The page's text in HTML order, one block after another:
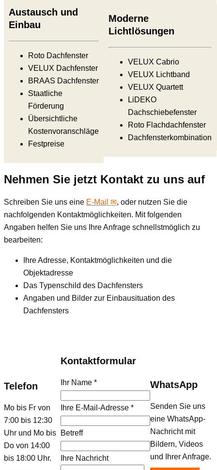
Austausch und
Einbau
Roto Dachfenster
VELUX Dachfenster
BRAAS Dachfenster
Staatliche
Förderung
Übersichtliche
Kostenvoranschläge
Festpreise
Moderne
Lichtlösungen
VELUX Cabrio
VELUX Lichtband
VELUX Quartett
LiDEKO
Dachschiebefenster
Roto Flachdachfenster
Dachfensterkombination
Nehmen Sie jetzt Kontakt zu uns auf
Schreiben Sie uns eine E-Mail ✉, oder nutzen Sie die
nachfolgenden Kontaktmöglichkeiten. Mit folgenden
Angaben helfen Sie uns Ihre Anfrage schnellstmöglich zu
bearbeiten:
Ihre Adresse, Kontaktmöglichkeiten und die
Objektadresse
Das Typenschild des Dachfensters
Angaben und Bilder zur Einbausituation des
Dachfensters
Telefon
Mo bis Fr von
7:00 bis 12:30
Uhr und Mo bis
Do von 14:00
bis 18:00 Uhr.
Kontaktformular
Ihr Name*
Ihre E-Mail-Adresse*
Betreff
Ihre Nachricht
WhatsApp
Senden Sie uns
eine WhatsApp-
Nachricht mit
Bildern, Videos
und Ihrer Anfrage.